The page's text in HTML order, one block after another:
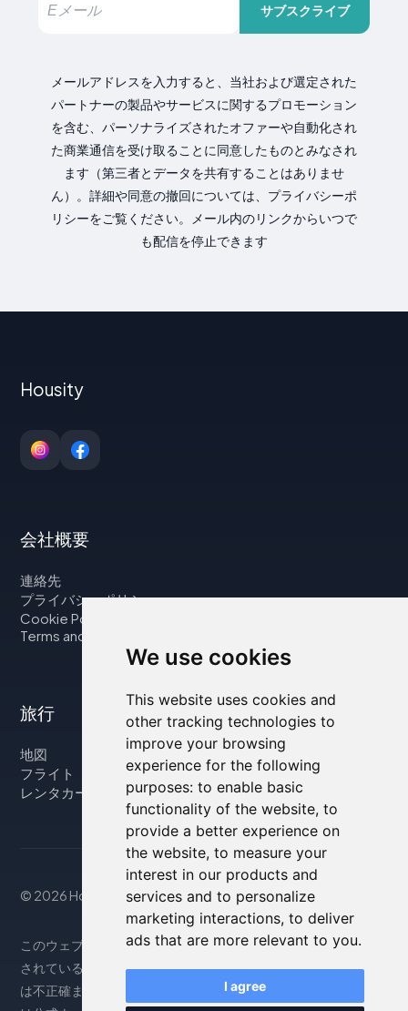
We use cookies
This website uses cookies and
other tracking technologies to
improve your browsing
experience for the following
purposes: to enable basic
functionality of the website, to
provide a better experience on
the website, to measure your
interest in our products and
services and to personalize
marketing interactions, to deliver
ads that are more relevant to you.
I agree
サブスクライブ
メールアドレスを入力すると、当社および選定された
パートナーの製品やサービスに関するプロモーション
を含む、パーソナライズされたオファーや自動化され
た商業通信を受け取ることに同意したものとみなされ
ます（第三者とデータを共有することはありませ
ん）。詳細や同意の撤回については、プライバシーポ
リシーをご覧ください。メール内のリンクからいつで
も配信を停止できます
Housity
会社概要
連絡先
プライバシーポリシー
Cookie Policy
Terms and Conditions
旅行
地図
フライト
レンタカー
© 2026 Housity.net
このウェブサイトは参考情報のみを提供するものであり、掲載
されている宿泊施設とは一切関係ありません。表示される情報
は不正確または古い場合がありますので、正確な情報について